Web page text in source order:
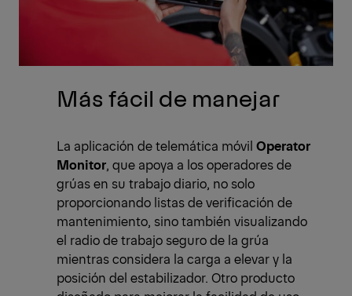
Más fácil de manejar
La aplicación de telemática móvil Operator
Monitor, que apoya a los operadores de
grúas en su trabajo diario, no solo
proporcionando listas de verificación de
mantenimiento, sino también visualizando
el radio de trabajo seguro de la grúa
mientras considera la carga a elevar y la
posición del estabilizador. Otro producto